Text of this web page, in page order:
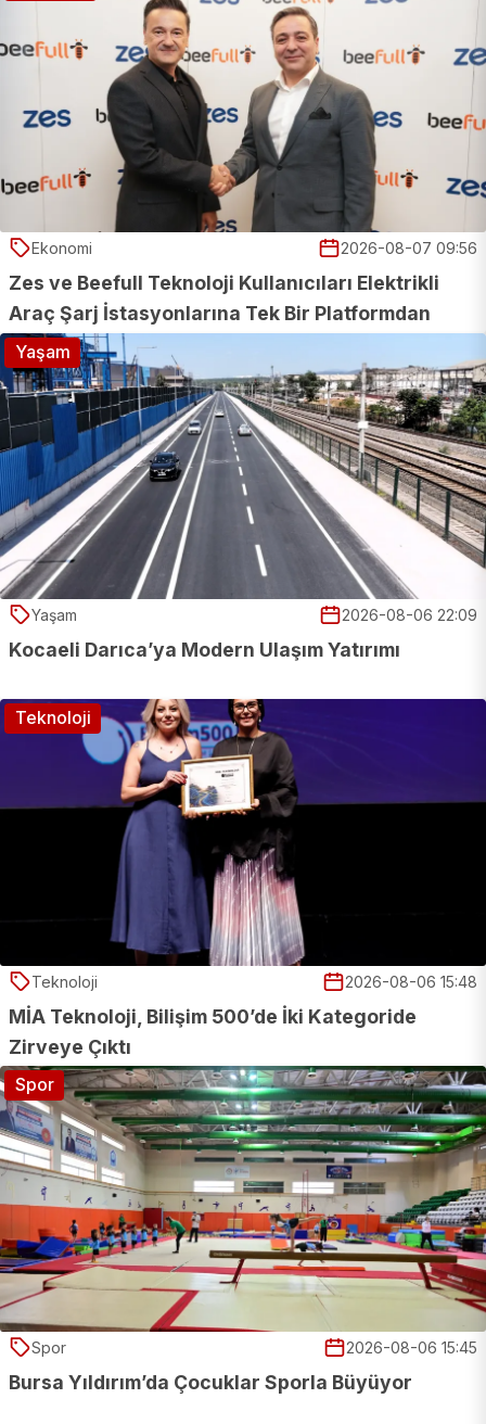
Ekonomi 2026-08-07 09:56
Zes ve Beefull Teknoloji Kullanıcıları Elektrikli
Araç Şarj İstasyonlarına Tek Bir Platformdan
Erişebilecek
Yaşam 2026-08-06 22:09
Kocaeli Darıca’ya Modern Ulaşım Yatırımı
Yaşam
Teknoloji 2026-08-06 15:48
MİA Teknoloji, Bilişim 500’de İki Kategoride
Zirveye Çıktı
Teknoloji
Spor 2026-08-06 15:45
Bursa Yıldırım’da Çocuklar Sporla Büyüyor
Spor